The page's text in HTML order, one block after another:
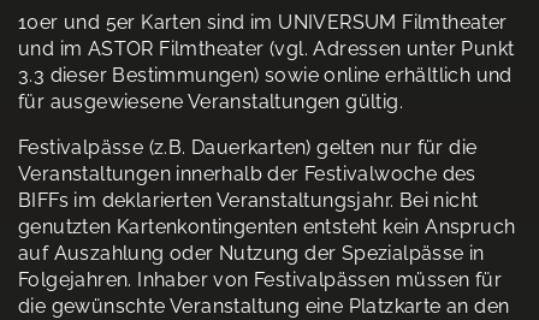
10er und 5er Karten sind im UNIVERSUM Filmtheater
und im ASTOR Filmtheater (vgl. Adressen unter Punkt
3.3 dieser Bestimmungen) sowie online erhältlich und
für ausgewiesene Veranstaltungen gültig.
Festivalpässe (z.B. Dauerkarten) gelten nur für die
Veranstaltungen innerhalb der Festivalwoche des
BIFFs im deklarierten Veranstaltungsjahr. Bei nicht
genutzten Kartenkontingenten entsteht kein Anspruch
auf Auszahlung oder Nutzung der Spezialpässe in
Folgejahren. Inhaber von Festivalpässen müssen für
die gewünschte Veranstaltung eine Platzkarte an den